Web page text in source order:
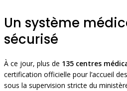
Un système
sécurisé
À ce jour, plus de 135 centres
certification officielle pour l’accueil
sous la supervision stricte du